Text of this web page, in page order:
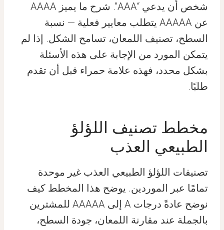
شخص أن يدعي “AAA”. شرح ما يميز AAAA
عن AAAAA يتطلب معايير فعلية — نسبة
السطح، تصنيف اللمعان، تسامح الشكل. إذا لم
يتمكن المورد من الإجابة على هذه الأسئلة
بشكل محدد، فهذه علامة حمراء قبل أن تقدم
طلبًا.
مخطط تصنيف اللؤلؤ
الطبيعي العذب
تصنيفات اللؤلؤ الطبيعي العذب غير موحدة
تمامًا عبر الموردين. يوضح هذا المخطط كيف
نوضح عادةً درجات A إلى AAAAA للمشترين
بالجملة عند مقارنة اللمعان، جودة السطح،